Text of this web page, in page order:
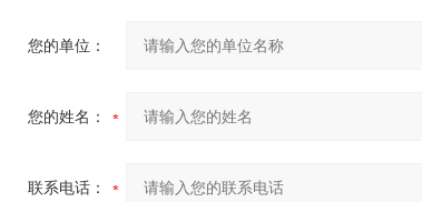
您的单位：
您的姓名：
联系电话：